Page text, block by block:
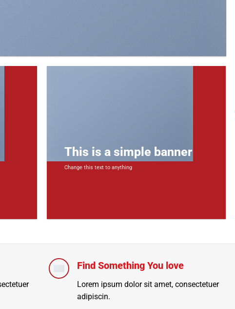
This is a simple banner
Change this text to anything
Find Something You love
Lorem ipsum dolor sit amet, consectetuer
adipiscin.